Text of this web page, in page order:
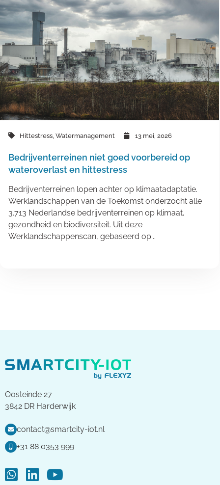
Hittestress, Watermanagement 13 mei, 2026
Bedrijventerreinen niet goed voorbereid op
wateroverlast en hittestress
Bedrijventerreinen lopen achter op klimaatadaptatie.
Werklandschappen van de Toekomst onderzocht alle
3.713 Nederlandse bedrijventerreinen op klimaat,
gezondheid en biodiversiteit. Uit deze
Werklandschappenscan, gebaseerd op...
Oosteinde 27
3842 DR Harderwijk
contact@smartcity-iot.nl
+31 88 0353 999